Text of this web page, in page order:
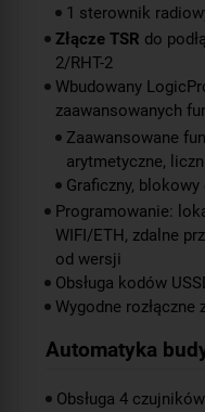
1 sterownik
Złącze TSR do
2/RHT-2
Wbudowany
zaawansowanych
Zaawansowane
arytmetyczne,
Graficzny,
Programowanie:
WIFI/ETH, zdalne
od wersji
Obsługa kodów
Wygodne rozłączne
Automatyka
Obsługa 4